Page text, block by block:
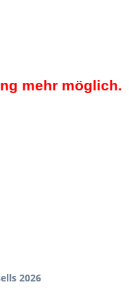
mehr möglich.
2026